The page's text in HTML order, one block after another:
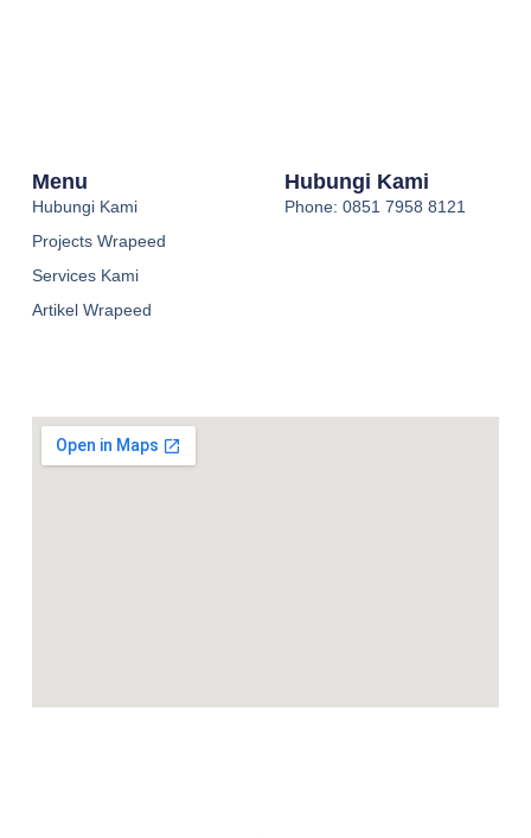
Menu
Hubungi Kami
Projects Wrapeed
Services Kami
Artikel Wrapeed
Hubungi Kami
Phone: 0851 7958 8121